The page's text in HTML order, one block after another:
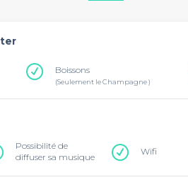
Boissons
(Seulement le Champagne )
Possibilité de
diffuser sa musique
Wifi